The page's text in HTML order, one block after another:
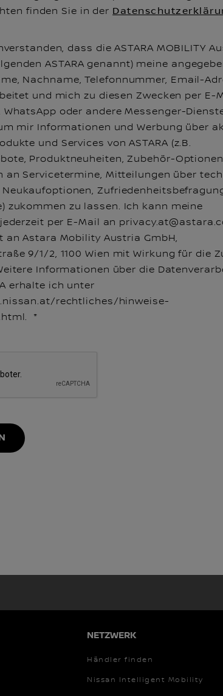
finden Sie in der
dass die ASTARA MOBILITY
ASTARA genannt) meine
Nachname, Telefonnummer, Email-
und mich zu diesen Zwecken per E-
WhatsApp oder andere Messenger-
mir Informationen und Werbung über
und Services von ASTARA (z.B.
Produktneuheiten, Zubehör-
an Servicetermine, Mitteilungen über
Neukaufoptionen,
zukommen zu lassen. Ich kann meine
per E-Mail an
an Astara Mobility Austria GmbH,
9/1/2, 1100 Wien mit Wirkung für die
Informationen über die
erhalte ich unter
rechtliches/hinweise-
NETZWERK
Händler finden
Nissan Intelligent Mobility